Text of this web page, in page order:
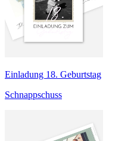
Einladung 18. Geburtstag
Schnappschuss